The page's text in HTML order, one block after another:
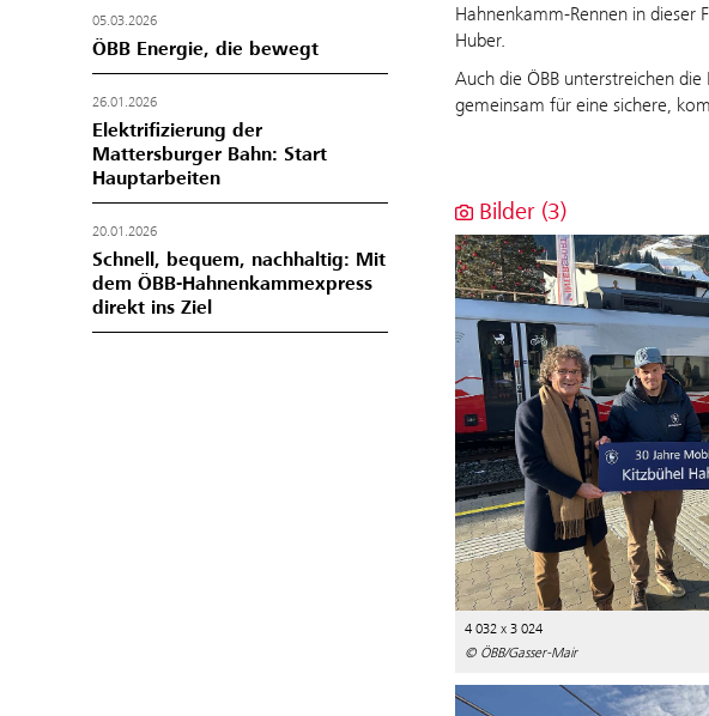
05.03.2026
ÖBB Energie, die bewegt
26.01.2026
Elektrifizierung der
Mattersburger Bahn: Start
Hauptarbeiten
20.01.2026
Schnell, bequem, nachhaltig: Mit
dem ÖBB-Hahnenkammexpress
direkt ins Ziel
Hahnenkamm-Rennen in dieser
Huber.
Auch die ÖBB unterstreichen
gemeinsam für eine sichere,
Bilder (3)
4 032 x 3 024
© ÖBB/Gasser-Mair